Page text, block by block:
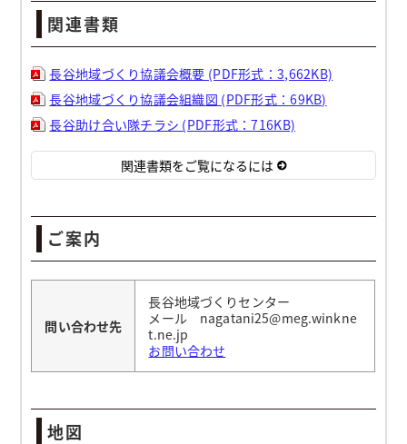
関連書類
長谷地域づくり協議会概要 (PDF形式：3,662KB)
長谷地域づくり協議会組織図 (PDF形式：69KB)
長谷助け合い隊チラシ (PDF形式：716KB)
関連書類をご覧になるには
ご案内
問い合わせ先
長谷地域づくりセンター
メール nagatani25@meg.winkne
t.ne.jp
お問い合わせ
地図